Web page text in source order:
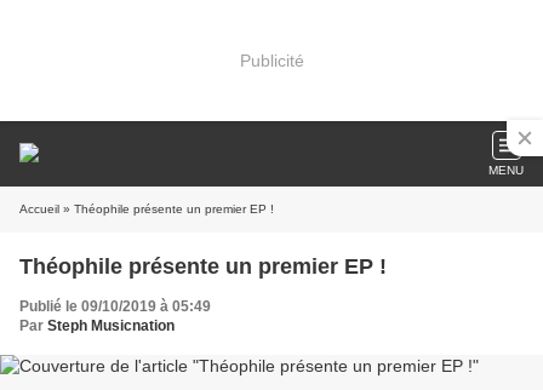
Publicité
MENU
Accueil » Théophile présente un premier EP !
Théophile présente un premier EP !
Publié le 09/10/2019 à 05:49
Par Steph Musicnation